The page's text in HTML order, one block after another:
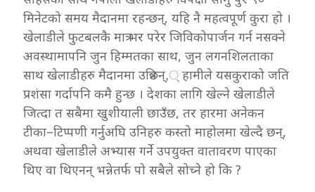
मिनेटको समय मैदानमा रहन्छन्, यहि नै महत्वपूर्ण कुरा हो ।
खेलाडीले फुटबलकै मात्र भर परेर जिविकोपार्जन गर्न नसक्ने
अवस्थामापनि जुन हिम्मतका साथ, जुन लगनशिलताका
साथ खेलाडीहरु मैदानमा उत्रिछन्,् हामीले यसकुराको जति
प्रशंसा गर्दापनि कमै हुन्छ । देशका लागि खेल्ने खेलाडीले
जित्दा त सबैमा खुशीयाली छाउँछ, तर हारमा अनेकन
टीका–टिप्पणी गर्नुअघि उनिहरु कस्तो माहोलमा खेल्दै छन्,
अथवा खेलाडीले अभ्यास गर्ने उपयुक्त वातावरण पाएका
थिए वा थिएनन् भन्नेतर्फ पो सबैले सोच्ने हो कि ?